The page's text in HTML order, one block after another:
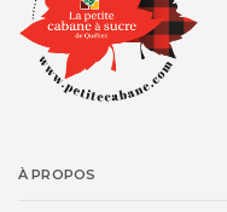
À PROPOS